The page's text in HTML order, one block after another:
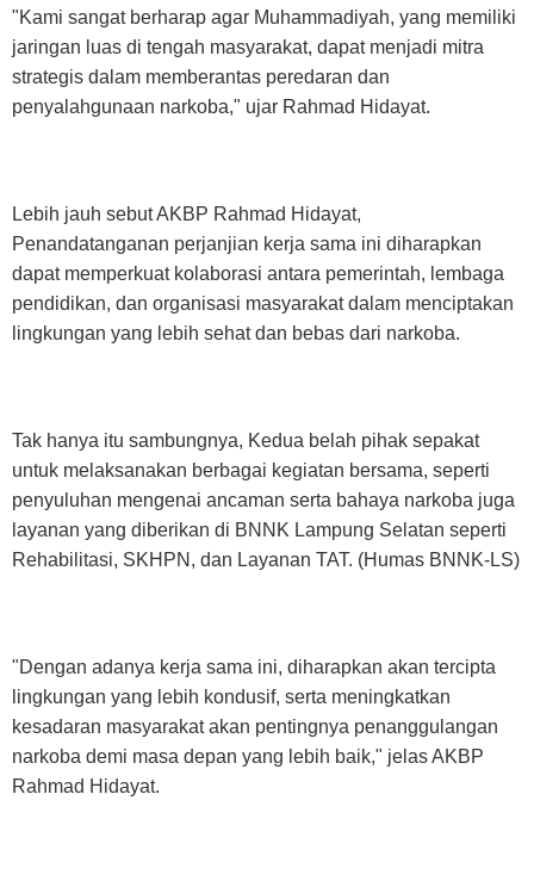
"Kami sangat berharap agar Muhammadiyah, yang memiliki
jaringan luas di tengah masyarakat, dapat menjadi mitra
strategis dalam memberantas peredaran dan
penyalahgunaan narkoba," ujar Rahmad Hidayat.
Lebih jauh sebut AKBP Rahmad Hidayat,
Penandatanganan perjanjian kerja sama ini diharapkan
dapat memperkuat kolaborasi antara pemerintah, lembaga
pendidikan, dan organisasi masyarakat dalam menciptakan
lingkungan yang lebih sehat dan bebas dari narkoba.
Tak hanya itu sambungnya, Kedua belah pihak sepakat
untuk melaksanakan berbagai kegiatan bersama, seperti
penyuluhan mengenai ancaman serta bahaya narkoba juga
layanan yang diberikan di BNNK Lampung Selatan seperti
Rehabilitasi, SKHPN, dan Layanan TAT. (Humas BNNK-LS)
"Dengan adanya kerja sama ini, diharapkan akan tercipta
lingkungan yang lebih kondusif, serta meningkatkan
kesadaran masyarakat akan pentingnya penanggulangan
narkoba demi masa depan yang lebih baik," jelas AKBP
Rahmad Hidayat.